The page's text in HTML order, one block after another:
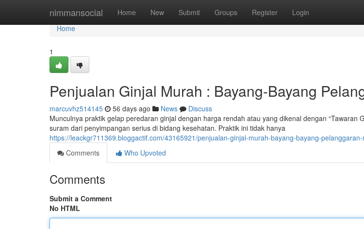
nimmansocial Home New Submit Groups Register Login
Home
Home
1
Penjualan Ginjal Murah : Bayang-Bayang
marcuvhz514145 56 days ago News
Discuss
Munculnya praktik gelap peredaran ginjal dengan harga rendah atau yang dikenal dengan “Tawaran
suram dari penyimpangan serius di bidang kesehatan. Praktik ini tidak hanya
https://leackgr711369.bloggactif.com/43165921/penjualan-ginjal-murah-bayang-bayang-
Comments
Who Upvoted
Comments
Submit a Comment
No HTML